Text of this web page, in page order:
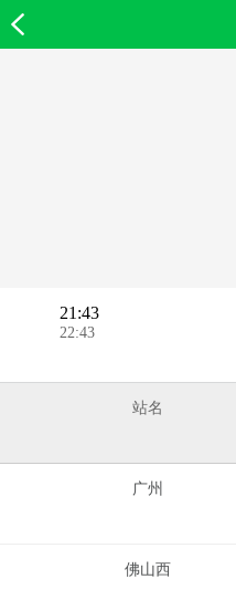
21:43
22:43
站名
广州
佛山西